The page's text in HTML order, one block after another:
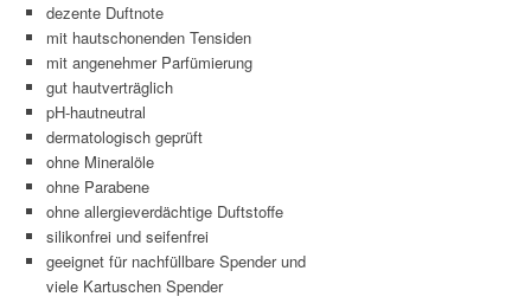
dezente Duftnote
mit hautschonenden Tensiden
mit angenehmer Parfümierung
gut hautverträglich
pH-hautneutral
dermatologisch geprüft
ohne Mineralöle
ohne Parabene
ohne allergieverdächtige Duftstoffe
silikonfrei und seifenfrei
geeignet für nachfüllbare Spender und
viele Kartuschen Spender